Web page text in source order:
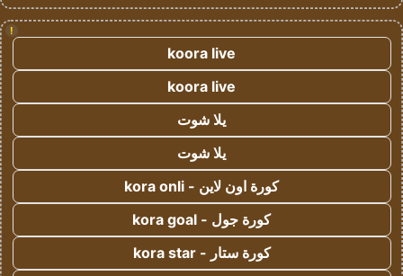
!
koora live
koora live
يلا شوت
يلا شوت
كورة اون لاين - kora onli
كورة جول - kora goal
كورة ستار - kora star